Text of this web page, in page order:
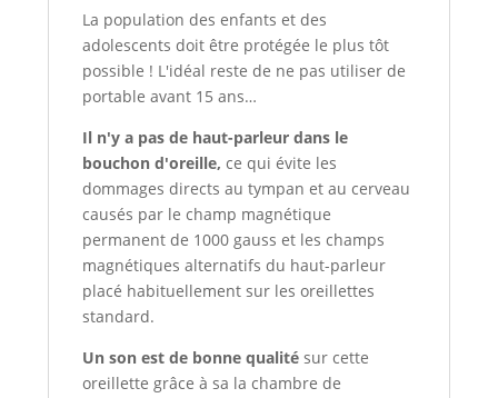
La population des enfants et des
adolescents doit être protégée le plus tôt
possible ! L'idéal reste de ne pas utiliser de
portable avant 15 ans…
Il n'y a pas de haut-parleur dans le
bouchon d'oreille, ce qui évite les
dommages directs au tympan et au cerveau
causés par le champ magnétique
permanent de 1000 gauss et les champs
magnétiques alternatifs du haut-parleur
placé habituellement sur les oreillettes
standard.
Un son est de bonne qualité sur cette
oreillette grâce à sa la chambre de